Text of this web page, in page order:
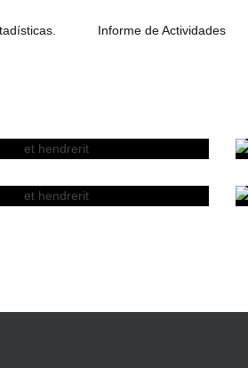
Informe de Actividades